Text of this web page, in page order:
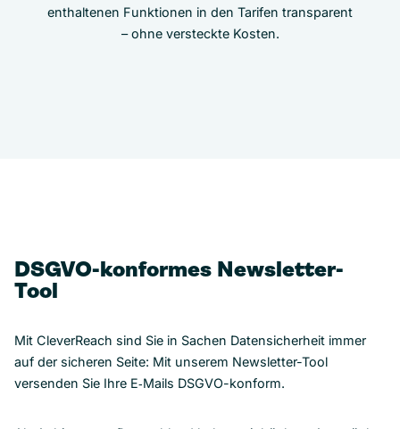
enthaltenen Funktionen in den Tarifen transparent
– ohne versteckte Kosten.
DSGVO-konformes Newsletter-
Tool
Mit CleverReach sind Sie in Sachen Datensicherheit immer
auf der sicheren Seite: Mit unserem Newsletter-Tool
versenden Sie Ihre E‑Mails DSGVO-konform.